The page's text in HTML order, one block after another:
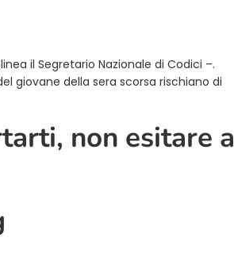
il Segretario Nazionale di Codici –.
giovane della sera scorsa rischiano di
non esitare a